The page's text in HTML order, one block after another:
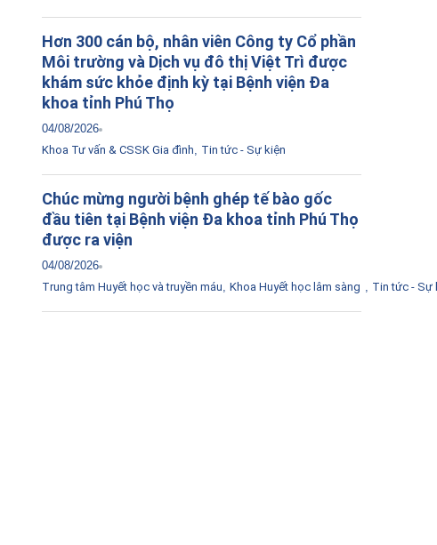
Hơn 300 cán bộ, nhân viên Công ty Cổ phần
Môi trường và Dịch vụ đô thị Việt Trì được
khám sức khỏe định kỳ tại Bệnh viện Đa
khoa tỉnh Phú Thọ
04/08/2026
Khoa Tư vấn & CSSK Gia đình, Tin tức - Sự kiện
Chúc mừng người bệnh ghép tế bào gốc
đầu tiên tại Bệnh viện Đa khoa tỉnh Phú Thọ
được ra viện
04/08/2026
Trung tâm Huyết học và truyền máu, Khoa Huyết học lâm sàng , Tin tức - Sự